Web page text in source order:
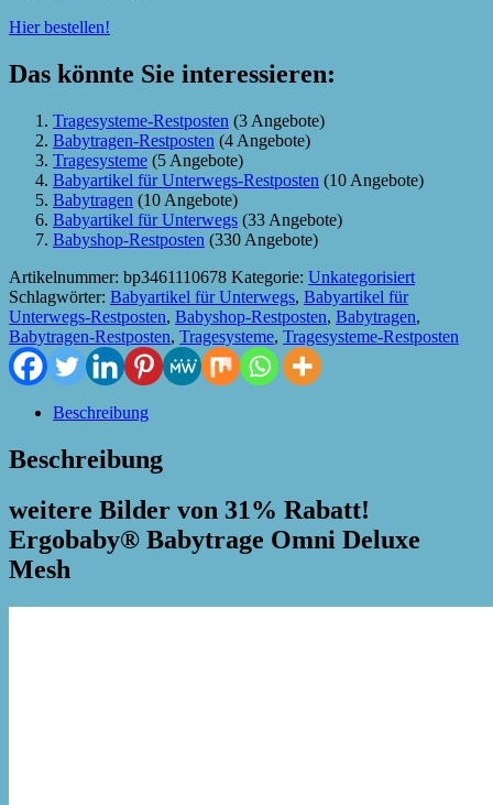
Hier bestellen!
Das könnte Sie interessieren:
Tragesysteme-Restposten (3 Angebote)
Babytragen-Restposten (4 Angebote)
Tragesysteme (5 Angebote)
Babyartikel für Unterwegs-Restposten (10 Angebote)
Babytragen (10 Angebote)
Babyartikel für Unterwegs (33 Angebote)
Babyshop-Restposten (330 Angebote)
Artikelnummer: bp3461110678 Kategorie: Unkategorisiert
Schlagwörter: Babyartikel für Unterwegs, Babyartikel für
Unterwegs-Restposten, Babyshop-Restposten, Babytragen,
Babytragen-Restposten, Tragesysteme, Tragesysteme-Restposten
Beschreibung
Beschreibung
weitere Bilder von 31% Rabatt!
Ergobaby® Babytrage Omni Deluxe
Mesh